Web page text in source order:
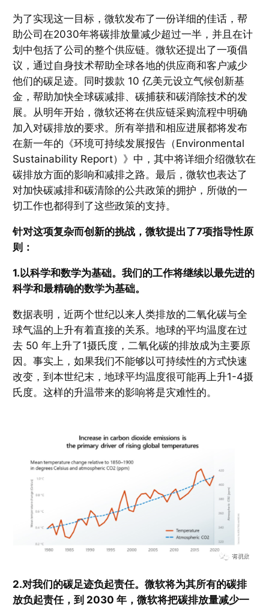
为了实现这一目标，微软发布了一份详细的佳话，帮
助公司在2030年将碳排放量减少超过一半，并且在计
划中包括了公司的整个供应链。微软还提出了一项倡
议，通过自身技术帮助全球各地的供应商和客户减少
他们的碳足迹。同时拨款 10 亿美元设立气候创新基
金，帮助加快全球碳减排、碳捕获和碳消除技术的发
展。从明年开始，微软还将在供应链采购流程中明确
加入对碳排放的要求。所有举措和相应进展都将发布
在新一年的《环境可持续发展报告（Environmental
Sustainability Report）》中，其中将详细介绍微软在
碳排放方面的影响和减排之路。最后，微软也表达了
对加快碳减排和碳清除的公共政策的拥护，所做的一
切工作也都得到了这些政策的支持。
针对这项复杂而创新的挑战，微软提出了7项指导性原
则：
1.以科学和数学为基础。我们的工作将继续以最先进的
科学和最精确的数学为基础。
数据表明，近两个世纪以来人类排放的二氧化碳与全
球气温的上升有着直接的关系。地球的平均温度在过
去 50 年上升了1摄氏度，二氧化碳的排放成为主要原
因。事实上，如果我们不能够以可持续性的方式快速
改变，到本世纪末，地球平均温度很可能再上升1-4摄
氏度。这样的升温带来的影响将是灾难性的。
2.对我们的碳足迹负起责任。微软将为其所有的碳排
放负起责任，到 2030 年，微软将把碳排放量减少一